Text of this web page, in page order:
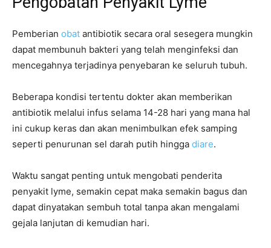
Pemberian obat antibiotik secara oral sesegera mungkin
dapat membunuh bakteri yang telah menginfeksi dan
mencegahnya terjadinya penyebaran ke seluruh tubuh.
Beberapa kondisi tertentu dokter akan memberikan
antibiotik melalui infus selama 14-28 hari yang mana hal
ini cukup keras dan akan menimbulkan efek samping
seperti penurunan sel darah putih hingga diare.
Waktu sangat penting untuk mengobati penderita
penyakit lyme, semakin cepat maka semakin bagus dan
dapat dinyatakan sembuh total tanpa akan mengalami
gejala lanjutan di kemudian hari.